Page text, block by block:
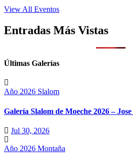
View All Eventos
Entradas Más Vistas
Últimas Galerías
Año 2026 Slalom
Galería Slalom de Moeche 2026 –
Jul 30, 2026
Año 2026 Montaña